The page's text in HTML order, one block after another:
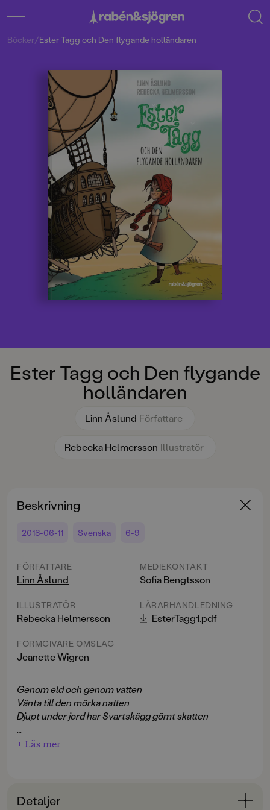
Ester Tagg och Den flygande
holländaren
Linn Åslund Författare
Rebecka Helmersson Illustratör
Böcker/Ester Tagg och Den flygande holländaren
Beskrivning
2018-06-11 Svenska 6-9
FÖRFATTARE
Linn Åslund
ILLUSTRATÖR
Rebecka Helmersson
FORMGIVARE OMSLAG
Jeanette Wigren
MEDIEKONTAKT
Sofia Bengtsson
LÄRARHANDLEDNING
EsterTagg1.pdf
Genom eld och genom vatten
Vänta till den mörka natten
Djupt under jord har Svartskägg gömt skatten
Allting börjar den dag då barnhemsflickan Ester Tagg
ökända piratkaptenen Beryll Stålhjärta kan förse sig
+ Läs mer
Detaljer